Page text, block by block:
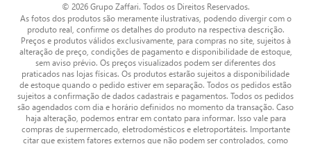
© 2026 Grupo Zaffari. Todos os Direitos Reservados.
As fotos dos produtos são meramente ilustrativas, podendo divergir com o
produto real, confirme os detalhes do produto na respectiva descrição.
Preços e produtos válidos exclusivamente, para compras no site, sujeitos à
alteração de preço, condições de pagamento e disponibilidade de estoque,
sem aviso prévio. Os preços visualizados podem ser diferentes dos
praticados nas lojas físicas. Os produtos estarão sujeitos a disponibilidade
de estoque quando o pedido estiver em separação. Todos os pedidos estão
sujeitos a confirmação de dados cadastrais e pagamentos. Todos os pedidos
são agendados com dia e horário definidos no momento da transação. Caso
haja alteração, podemos entrar em contato para informar. Isso vale para
compras de supermercado, eletrodomésticos e eletroportáteis. Importante
citar que existem fatores externos que não podem ser controlados, como